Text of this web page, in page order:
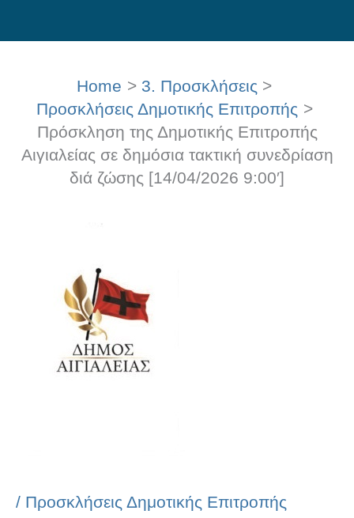
to
Home
3. Προσκλήσεις
Προσκλήσεις Δημοτικής Επιτροπής
Πρόσκληση της Δημοτικής Επιτροπής
Αιγιαλείας σε δημόσια τακτική συνεδρίαση
διά ζώσης [14/04/2026 9:00′]
/ Προσκλήσεις Δημοτικής Επιτροπής